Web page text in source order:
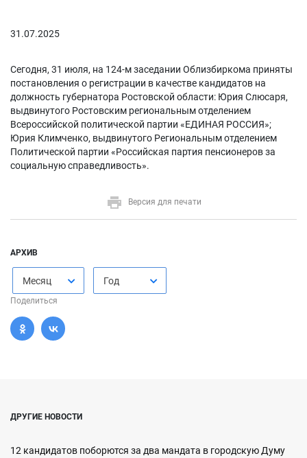
31.07.2025
Сегодня, 31 июля, на 124-м заседании Облизбиркома приняты
постановления о регистрации в качестве кандидатов на
должность губернатора Ростовской области: Юрия Слюсаря,
выдвинутого Ростовским региональным отделением
Всероссийской политической партии «ЕДИНАЯ РОССИЯ»;
Юрия Климченко, выдвинутого Региональным отделением
Политической партии «Российская партия пенсионеров за
социальную справедливость».
Версия для печати
АРХИВ
Месяц Год
Поделиться
ДРУГИЕ НОВОСТИ
12 кандидатов поборются за два мандата в городскую Думу